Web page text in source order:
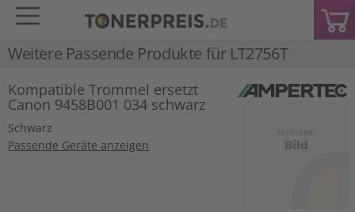
Weitere Passende Produkte für LT2756T
Kompatible Trommel ersetzt
Canon 9458B001 034 schwarz
Schwarz
Passende Geräte anzeigen